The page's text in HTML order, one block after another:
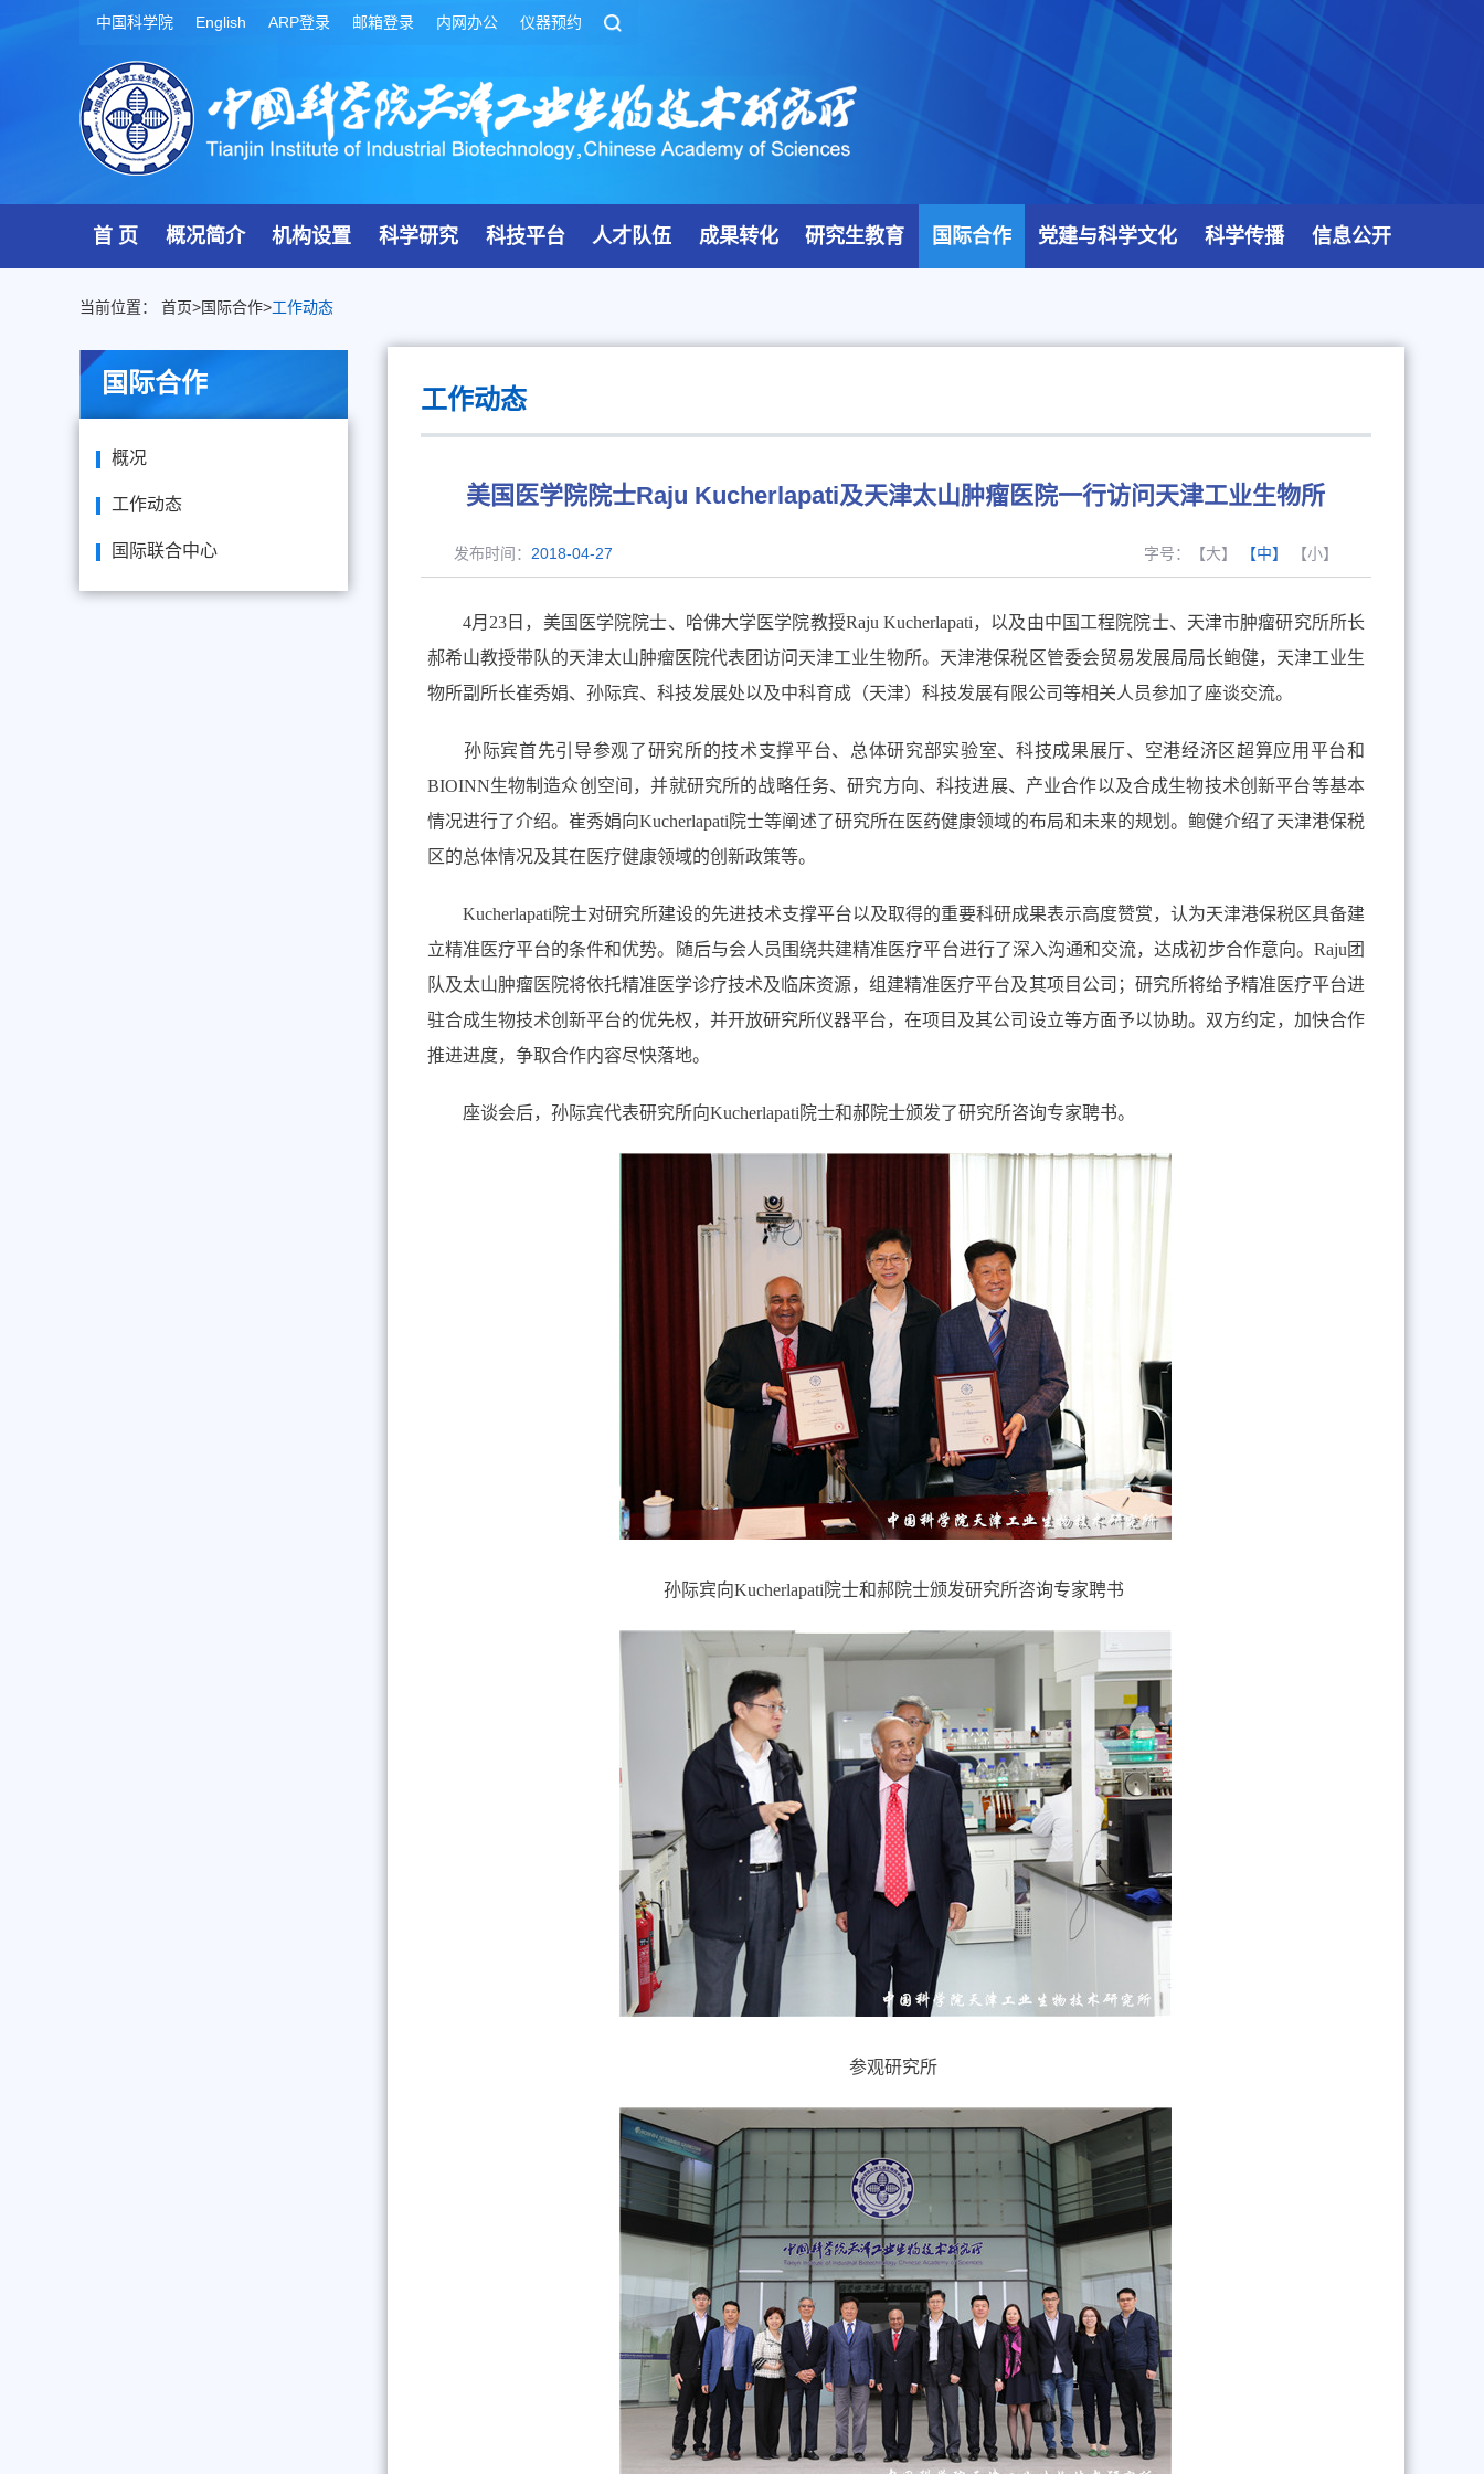
中国科学院 English ARP登录 邮箱登录 内网办公 仪器预约
首 页 概况简介 机构设置 科学研究 科技平台 人才队伍 成果转化 研究生教育 国际合作 党建与科学文化 科学传播 信息公开
当前位置： 首页>国际合作>工作动态
国际合作
概况
工作动态
国际联合中心
工作动态
美国医学院院士Raju Kucherlapati及天津太山肿瘤医院一行访问天津工业生物所
发布时间： 2018-04-27 字号： 【大】 【中】 【小】
4月 23 日，美国医学院院士、哈佛大学医学院教授Raju Kucherlapati，以及由中国工程院院士、天津市肿瘤研究所所长
郝希山教授带队的天津太山肿瘤医院代表团访问天津工业生物所。天津港保税区管委会贸易发展局局长鲍健，天津工业生
物所副所长崔秀娟、孙际宾、科技发展处以及中科育成（天津）科技发展有限公司等相关人员参加了座谈交流。
孙际宾首先引导参观了研究所的技术支撑平台、总体研究部实验室、科技成果展厅、空港经济区超算应用平台和
BIOINN生物制造众创空间，并就研究所的战略任务、研究方向、科技进展、产业合作以及合成生物技术创新平台等基本
情况进行了介绍。崔秀娟向Kucherlapati 院士等阐述了研究所在医药健康领域的布局和未来的规划。鲍健介绍了天津港保税
区的总体情况及其在医疗健康领域的创新政策等。
Kucherlapati 院士对研究所建设的先进技术支撑平台以及取得的重要科研成果表示高度赞赏，认为天津港保税区具备建
立精准医疗平台的条件和优势。随后与会人员围绕共建精准医疗平台进行了深入沟通和交流，达成初步合作意向。 Raju 团
队及太山肿瘤医院将依托精准医学诊疗技术及临床资源，组建精准医疗平台及其项目公司；研究所将给予精准医疗平台进
驻合成生物技术创新平台的优先权，并开放研究所仪器平台，在项目及其公司设立等方面予以协助。双方约定，加快合作
推进进度，争取合作内容尽快落地。
座谈会后，孙际宾代表研究所向Kucherlapati 院士和郝院士颁发了研究所咨询专家聘书。
孙际宾向Kucherlapati 院士和郝院士颁发研究所咨询专家聘书
参观研究所